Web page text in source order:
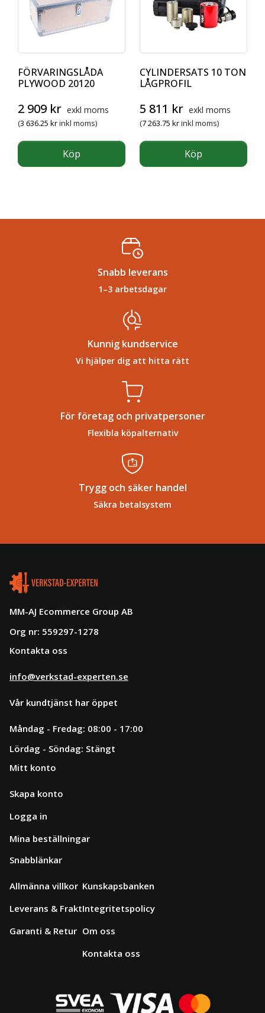
FÖRVARINGSLÅDA
PLYWOOD 20120
2 909 kr exkl moms
(3 636.25 krinkl moms)
Köp
CYLINDERSATS 10 TON
LÅGPROFIL
5 811 kr exkl moms
(7 263.75 krinkl moms)
Köp
Snabb leverans
1–3 arbetsdagar
Kunnig kundservice
Vi hjälper dig att hitta rätt
För företag och privatpersoner
Flexibla köpalternativ
Trygg och säker handel
Säkra betalsystem
MM-AJ Ecommerce Group AB
Org nr: 559297-1278
Kontakta oss
info@verkstad-experten.se
Vår kundtjänst har öppet
Måndag - Fredag: 08:00 - 17:00
Lördag - Söndag: Stängt
Mitt konto
Skapa konto
Logga in
Mina beställningar
Snabblänkar
Allmänna villkor
Leverans & Frakt
Garanti & Retur
Kunskapsbanken
Integritetspolicy
Om oss
Kontakta oss